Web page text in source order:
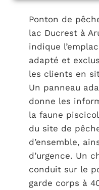
Ponton de
lac Ducrest à
indique
adapté et
les clients en
Un panneau
donne les
la faune
du site de
d’ensemble,
d’urgence. Un
conduit sur le
garde corps à